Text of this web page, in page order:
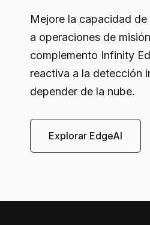
Mejore la capacidad
a operaciones de
complemento Infinity
reactiva a la detección
depender de la nube.
Explorar EdgeAI